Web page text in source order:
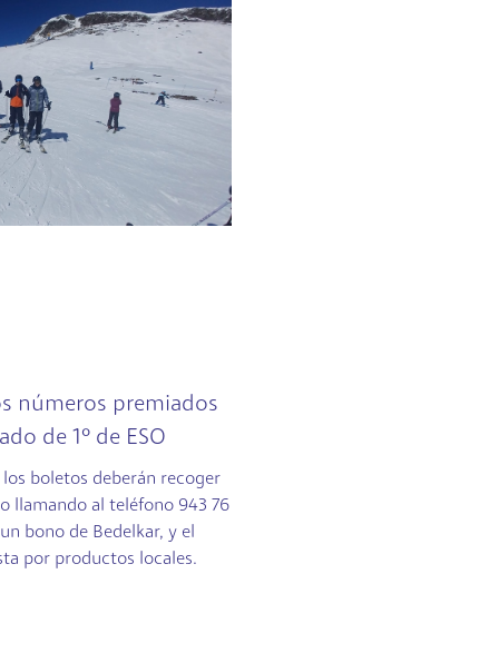
números premiados
de 1º de ESO
boletos deberán recoger
llamando al teléfono 943 76
bono de Bedelkar, y el
por productos locales.